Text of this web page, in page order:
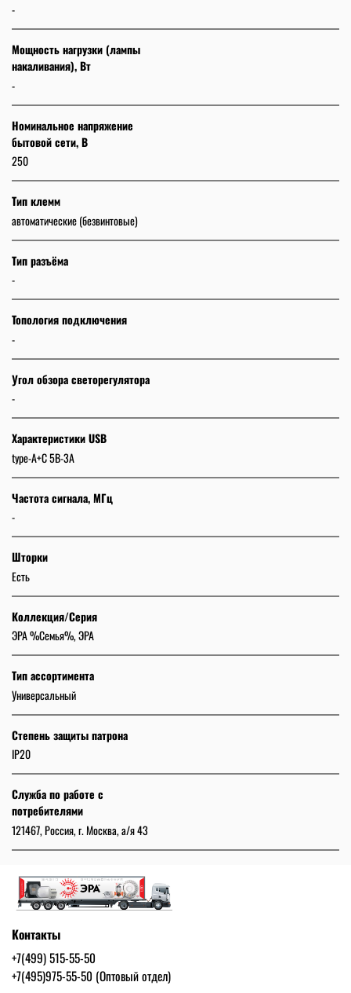
-
Мощность нагрузки (лампы
накаливания), Вт
-
Номинальное напряжение
бытовой сети, В
250
Тип клемм
автоматические (безвинтовые)
Тип разъёма
-
Топология подключения
-
Угол обзора светорегулятора
-
Характеристики USB
type-A+C 5В-3А
Частота сигнала, МГц
-
Шторки
Есть
Коллекция/Серия
ЭРА %Семья%, ЭРА
Тип ассортимента
Универсальный
Степень защиты патрона
IP20
Служба по работе с
потребителями
121467, Россия, г. Москва, а/я 43
Контакты
+7(499) 515-55-50
+7(495)975-55-50 (Оптовый отдел)